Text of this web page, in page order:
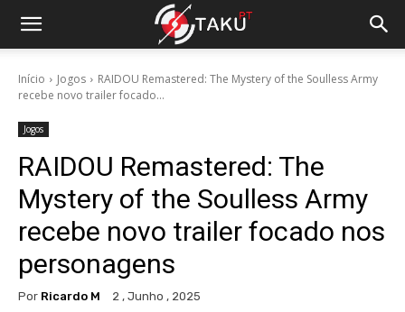
Início Jogos
RAIDOU Remastered: The Mystery of the Soulless Army
recebe novo trailer focado...
Jogos
RAIDOU Remastered: The
Mystery of the Soulless Army
recebe novo trailer focado nos
personagens
Por Ricardo M 2 , Junho , 2025